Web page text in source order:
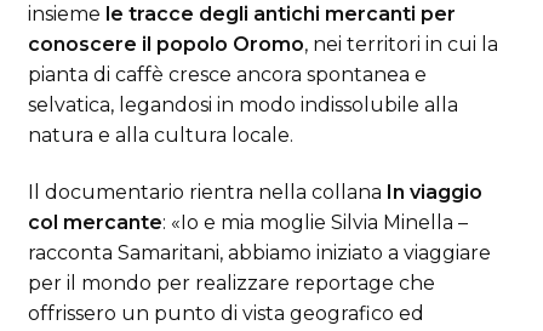
insieme le tracce degli antichi mercanti per
conoscere il popolo Oromo, nei territori in cui la
pianta di caffè cresce ancora spontanea e
selvatica, legandosi in modo indissolubile alla
natura e alla cultura locale.
Il documentario rientra nella collana In viaggio
col mercante: «Io e mia moglie Silvia Minella –
racconta Samaritani, abbiamo iniziato a viaggiare
per il mondo per realizzare reportage che
offrissero un punto di vista geografico ed